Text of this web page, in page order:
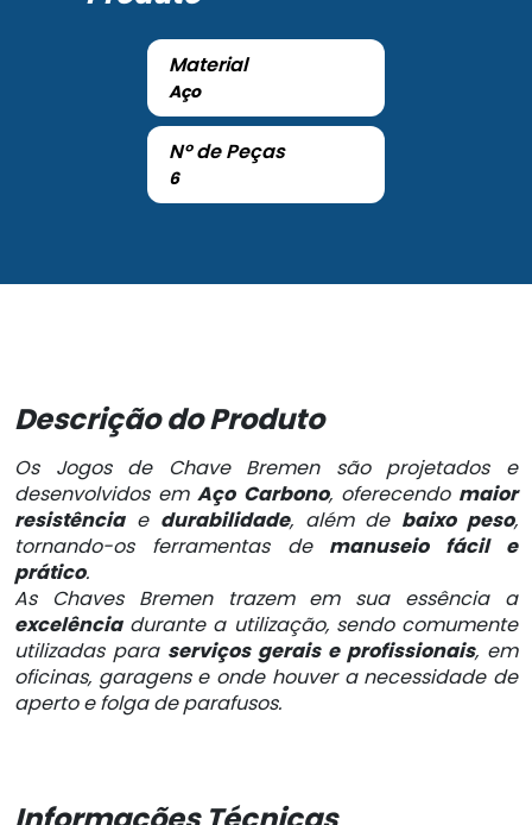
Material
Aço
Nº de Peças
6
Descrição do Produto
Os Jogos de Chave Bremen são projetados e
desenvolvidos emAço Carbono, oferecendo maior
resistênciae durabilidade, além de baixo peso,
tornando-os ferramentas de manuseio fácil e
prático.
As Chaves Bremen trazem em sua essência a
excelênciadurante a utilização, sendo comumente
utilizadas para serviços gerais e profissionais, em
oficinas, garagens e onde houver a necessidade de
aperto e folga de parafusos.